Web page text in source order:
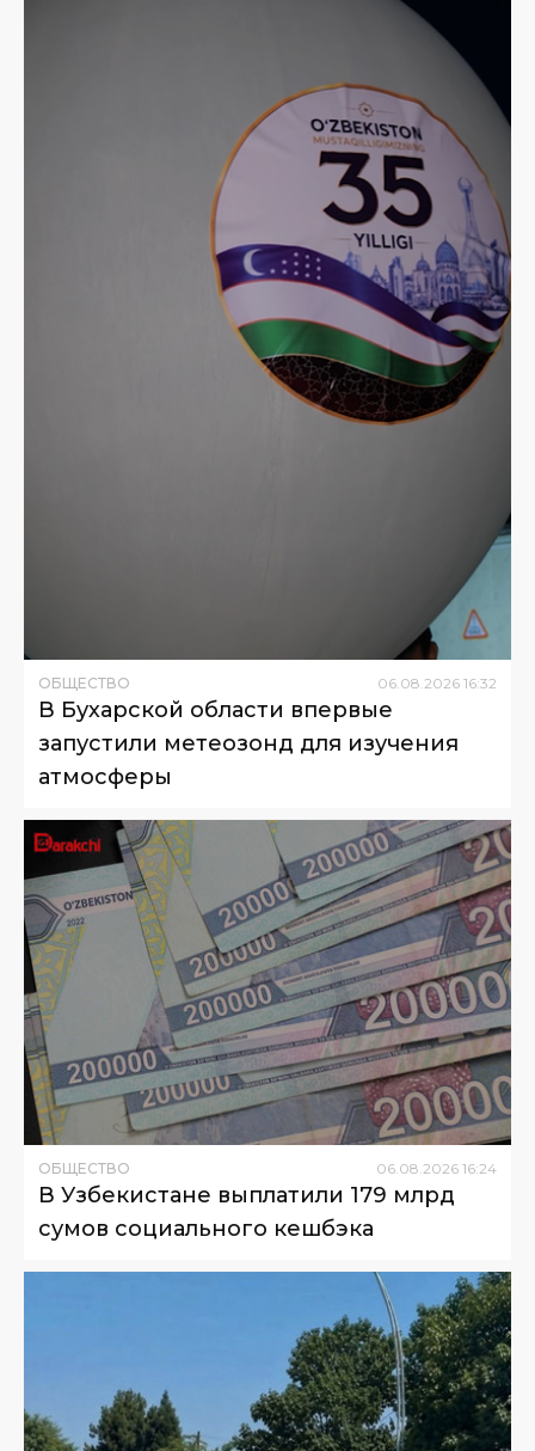
ОБЩЕСТВО 06 08 2026 16:32
В Бухарской области впервые
запустили метеозонд для изучения
атмосферы
ОБЩЕСТВО 06 08 2026 16:24
В Узбекистане выплатили 179 млрд
сумов социального кешбэка